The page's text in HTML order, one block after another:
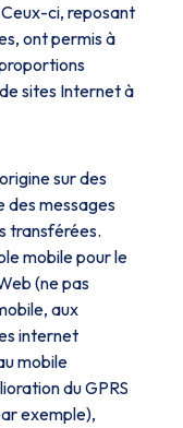
ci, reposant
ont permis à
de sites Internet à
sur des
des messages
transférées.
mobile pour le
(ne pas
aux
internet
mobile
du GPRS
exemple),